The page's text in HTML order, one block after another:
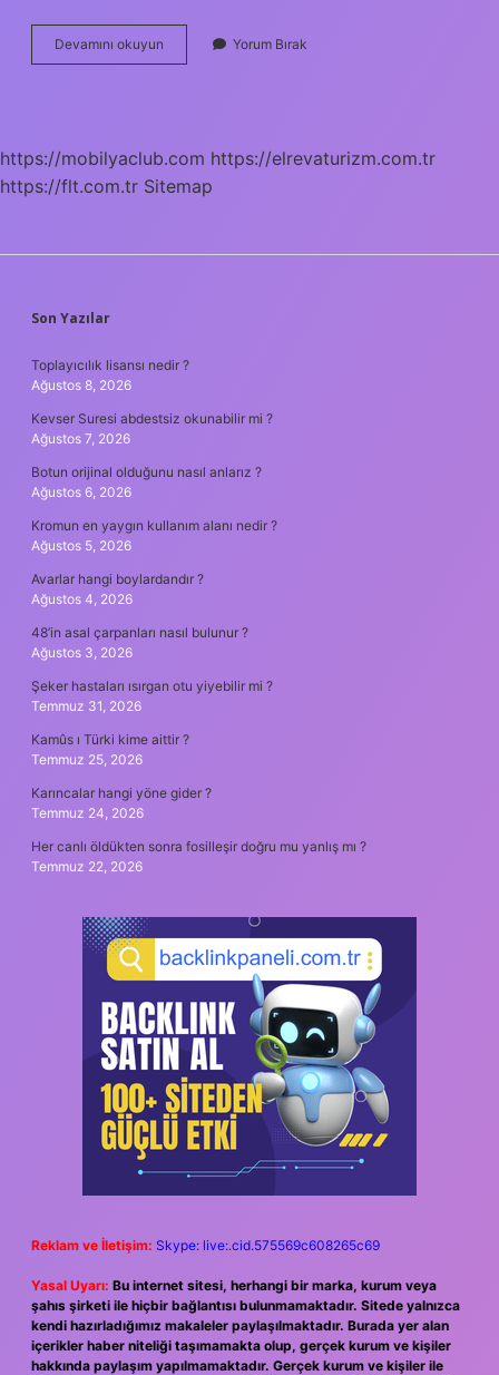
Devamını okuyun
Kas
Yorum Bırak
https://mobilyaclub.com https://elrevaturizm.com.tr
https://flt.com.tr Sitemap
SIDEBAR
Son Yazılar
Toplayıcılık lisansı nedir ?
Ağustos 8, 2026
Kevser Suresi abdestsiz okunabilir mi ?
Ağustos 7, 2026
Botun orijinal olduğunu nasıl anlarız ?
Ağustos 6, 2026
Kromun en yaygın kullanım alanı nedir ?
Ağustos 5, 2026
Avarlar hangi boylardandır ?
Ağustos 4, 2026
48’in asal çarpanları nasıl bulunur ?
Ağustos 3, 2026
Şeker hastaları ısırgan otu yiyebilir mi ?
Temmuz 31, 2026
Kamûs ı Türki kime aittir ?
Temmuz 25, 2026
Karıncalar hangi yöne gider ?
Temmuz 24, 2026
Her canlı öldükten sonra fosilleşir doğru mu yanlış mı ?
Temmuz 22, 2026
Reklam ve İletişim: Skype: live:.cid.575569c608265c69
Yasal Uyarı: Bu internet sitesi, herhangi bir marka, kurum veya
şahıs şirketi ile hiçbir bağlantısı bulunmamaktadır. Sitede yalnızca
kendi hazırladığımız makaleler paylaşılmaktadır. Burada yer alan
içerikler haber niteliği taşımamakta olup, gerçek kurum ve kişiler
hakkında paylaşım yapılmamaktadır. Gerçek kurum ve kişiler ile